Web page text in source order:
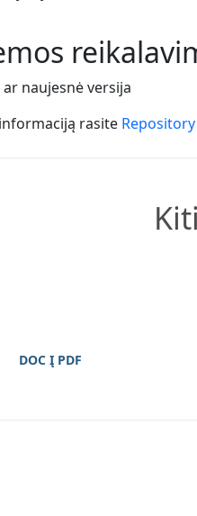
ar naujesnė versija
rasite
DOC Į PDF